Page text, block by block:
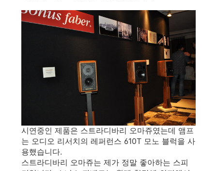
시연중인 제품은 스트라디바리 오마쥬였는데 앰프
는 오디오 리서치의 레퍼런스 610T 모노 블럭을 사
용했습니다.
스트라디바리 오마쥬는 제가 정말 좋아하는 스피